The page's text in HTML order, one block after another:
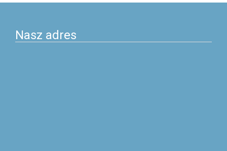
postach
Nasz adres